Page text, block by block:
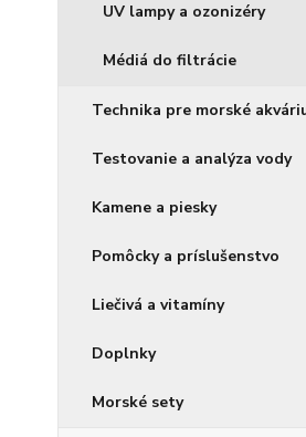
UV lampy a ozonizéry
Médiá do filtrácie
Technika pre morské
Testovanie a analýza vody
Kamene a piesky
Pomôcky a príslušenstvo
Liečivá a vitamíny
Doplnky
Morské sety